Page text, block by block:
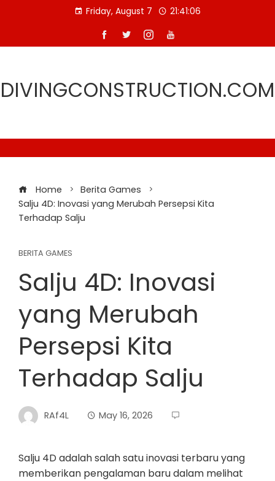
Friday, August 7 21:41:06
DIVINGCONSTRUCTION.COM
Home
Berita Games
Salju 4D: Inovasi yang Merubah Persepsi Kita
Terhadap Salju
BERITA GAMES
Salju 4D: Inovasi
yang Merubah
Persepsi Kita
Terhadap Salju
RAf4L May 16, 2026
Salju 4D adalah salah satu inovasi terbaru yang
memberikan pengalaman baru dalam melihat